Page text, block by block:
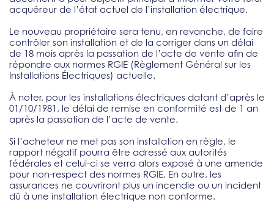
acquéreur de l’état actuel de l’installation électrique.
Le nouveau propriétaire sera tenu, en revanche, de faire
contrôler son installation et de la corriger dans un délai
de 18 mois après la passation de l’acte de vente afin de
répondre aux normes RGIE (Règlement Général sur les
Installations Électriques) actuelle.
À noter, pour les installations électriques datant d’après le
01/10/1981, le délai de remise en conformité est de 1 an
après la passation de l’acte de vente.
Si l’acheteur ne met pas son installation en règle, le
rapport négatif pourra être adressé aux autorités
fédérales et celui-ci se verra alors exposé à une amende
pour non-respect des normes RGIE. En outre, les
assurances ne couvriront plus un incendie ou un incident
dû à une installation électrique non conforme.